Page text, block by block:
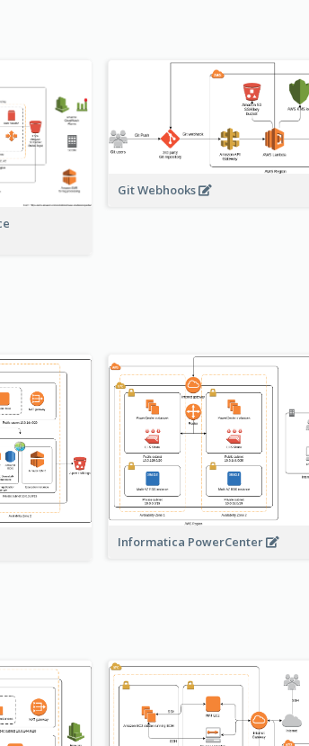
Git Webhooks
Informatica PowerCenter